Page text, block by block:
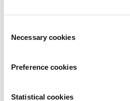
Necessary cookies
Preference cookies
Statistical cookies